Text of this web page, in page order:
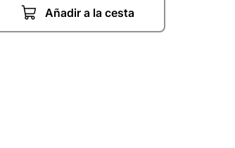
Añadir a la cesta